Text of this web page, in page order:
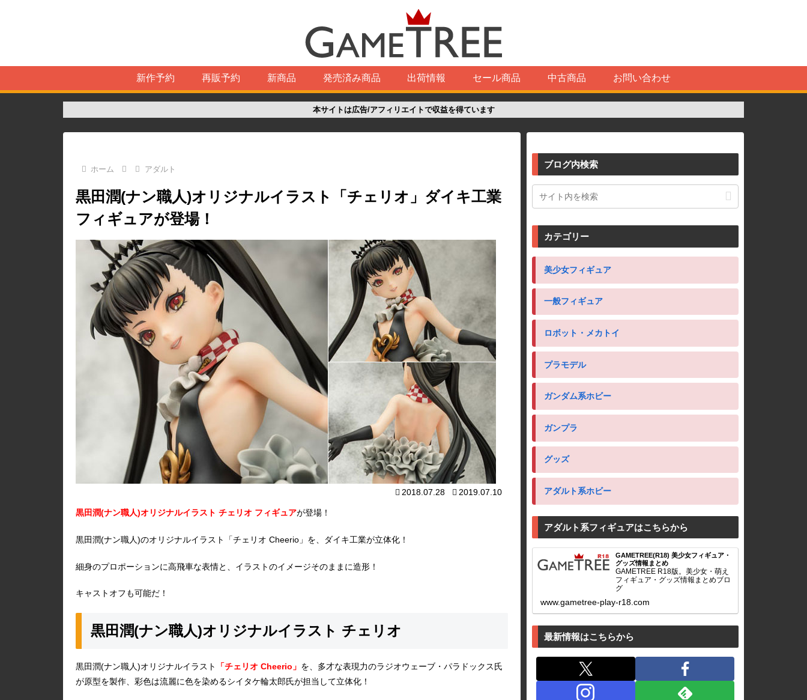
新作予約 再販予約 新商品 発売済み商品 出荷情報 セール商品 中古商品 お問い合わせ
本サイトは広告/アフィリエイトで収益を得ています
ホーム アダルト
黒田潤(ナン職人)オリジナルイラスト「チェリオ」ダイキ工業
フィギュアが登場！
2018.07.28 2019.07.10
黒田潤(ナン職人)オリジナルイラスト チェリオ フィギュアが登場！
黒田潤(ナン職人)のオリジナルイラスト「チェリオ Cheerio」を、ダイキ工業が立体化！
細身のプロポーションに高飛車な表情と、イラストのイメージそのままに造形！
キャストオフも可能だ！
黒田潤(ナン職人)オリジナルイラスト チェリオ
黒田潤(ナン職人)オリジナルイラスト 「チェリオ Cheerio」 を、多才な表現力のラジオウェーブ・パラドックス氏
が原型を製作、彩色は流麗に色を染めるシイタケ輪太郎氏が担当して立体化！
ブログ内検索
カテゴリー
美少女フィギュア
一般フィギュア
ロボット・メカトイ
プラモデル
ガンダム系ホビー
ガンプラ
グッズ
アダルト系ホビー
アダルト系フィギュアはこちらから
GAMETREE(R18) 美少女フィギュア・
グッズ情報まとめ
GAMETREE R18版。美少女・萌え
フィギュア・グッズ情報まとめブロ
グ
www.gametree-play-r18.com
最新情報はこちらから